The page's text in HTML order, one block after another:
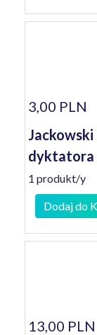
3,00 PLN
dyktatora
1 produkt/y
Dodaj do
13,00 PLN